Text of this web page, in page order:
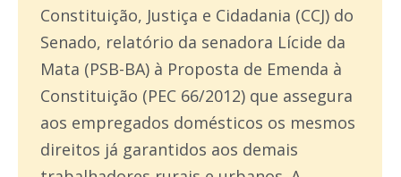
Constituição, Justiça e Cidadania (CCJ) do
Senado, relatório da senadora Lícide da
Mata (PSB-BA) à Proposta de Emenda à
Constituição (PEC 66/2012) que assegura
aos empregados domésticos os mesmos
direitos já garantidos aos demais